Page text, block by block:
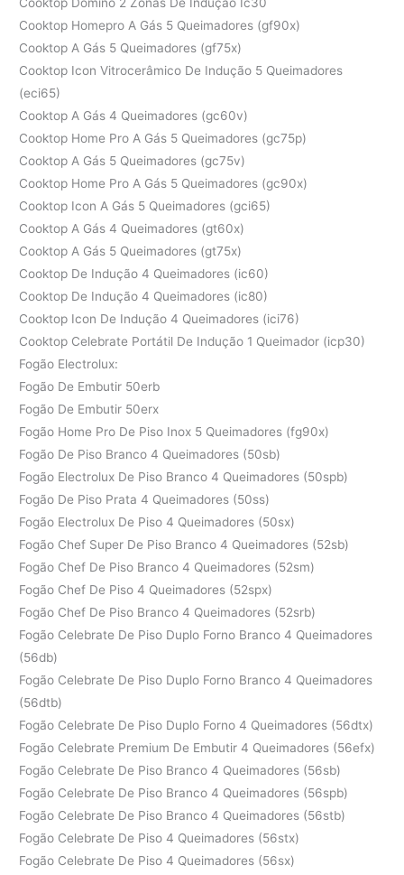
Cooktop Dominó 2 Zonas De Indução Ic30
Cooktop Homepro A Gás 5 Queimadores (gf90x)
Cooktop A Gás 5 Queimadores (gf75x)
Cooktop Icon Vitrocerâmico De Indução 5 Queimadores
(eci65)
Cooktop A Gás 4 Queimadores (gc60v)
Cooktop Home Pro A Gás 5 Queimadores (gc75p)
Cooktop A Gás 5 Queimadores (gc75v)
Cooktop Home Pro A Gás 5 Queimadores (gc90x)
Cooktop Icon A Gás 5 Queimadores (gci65)
Cooktop A Gás 4 Queimadores (gt60x)
Cooktop A Gás 5 Queimadores (gt75x)
Cooktop De Indução 4 Queimadores (ic60)
Cooktop De Indução 4 Queimadores (ic80)
Cooktop Icon De Indução 4 Queimadores (ici76)
Cooktop Celebrate Portátil De Indução 1 Queimador (icp30)
Fogão Electrolux:
Fogão De Embutir 50erb
Fogão De Embutir 50erx
Fogão Home Pro De Piso Inox 5 Queimadores (fg90x)
Fogão De Piso Branco 4 Queimadores (50sb)
Fogão Electrolux De Piso Branco 4 Queimadores (50spb)
Fogão De Piso Prata 4 Queimadores (50ss)
Fogão Electrolux De Piso 4 Queimadores (50sx)
Fogão Chef Super De Piso Branco 4 Queimadores (52sb)
Fogão Chef De Piso Branco 4 Queimadores (52sm)
Fogão Chef De Piso 4 Queimadores (52spx)
Fogão Chef De Piso Branco 4 Queimadores (52srb)
Fogão Celebrate De Piso Duplo Forno Branco 4 Queimadores
(56db)
Fogão Celebrate De Piso Duplo Forno Branco 4 Queimadores
(56dtb)
Fogão Celebrate De Piso Duplo Forno 4 Queimadores (56dtx)
Fogão Celebrate Premium De Embutir 4 Queimadores (56efx)
Fogão Celebrate De Piso Branco 4 Queimadores (56sb)
Fogão Celebrate De Piso Branco 4 Queimadores (56spb)
Fogão Celebrate De Piso Branco 4 Queimadores (56stb)
Fogão Celebrate De Piso 4 Queimadores (56stx)
Fogão Celebrate De Piso 4 Queimadores (56sx)